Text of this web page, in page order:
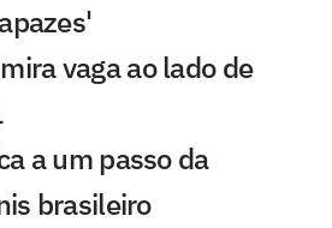
vaga ao lado de
a um passo da
brasileiro